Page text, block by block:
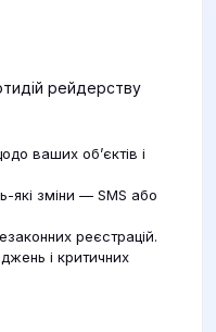
рейдерству
ваших об’єктів і
які зміни — SMS або
реєстрацій.
і критичних